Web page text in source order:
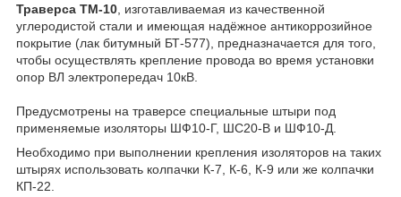
Траверса ТМ-10 , изготавливаемая из качественной
углеродистой стали и имеющая надёжное антикоррозийное
покрытие (лак битумный БТ-577), предназначается для того,
чтобы осуществлять крепление провода во время установки
опор ВЛ электропередач 10кВ.
Предусмотрены на траверсе специальные штыри под
применяемые изоляторы ШФ10-Г, ШС20-В и ШФ10-Д.
Необходимо при выполнении крепления изоляторов на таких
штырях использовать колпачки К-7, К-6, К-9 или же колпачки
КП-22.